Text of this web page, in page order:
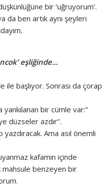
bir ‘uğruyorum’.
da ben artık aynı şeyleri
eşliğinde…
ile başlıyor. Sonrası da çorap
bir cümle var:’’
düzseler azdır’’.
Ama asıl önemli
kafamın içinde
mahsule benzeyen bir